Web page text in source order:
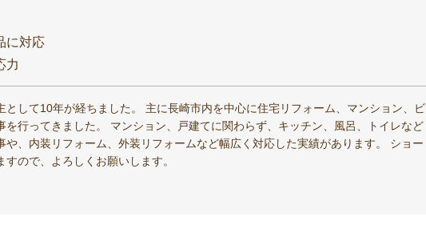
に対応
力
として10年が経ちました。 主に長崎市内を中心に住宅リフォーム、マンション、ビ
を行ってきました。 マンション、戸建てに関わらず、キッチン、風呂、トイレなど
や、内装リフォーム、外装リフォームなど幅広く対応した実績があります。 ショー
ので、よろしくお願いします。